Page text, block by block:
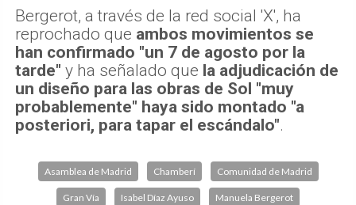
Bergerot, a través de la red social 'X', ha
reprochado que ambos movimientos se
han confirmado "un 7 de agosto por la
tarde" y ha señalado que la adjudicación de
un diseño para las obras de Sol "muy
probablemente" haya sido montado "a
posteriori, para tapar el escándalo".
Asamblea de Madrid Chamberí Comunidad de Madrid
Gran Vía Isabel Díaz Ayuso Manuela Bergerot